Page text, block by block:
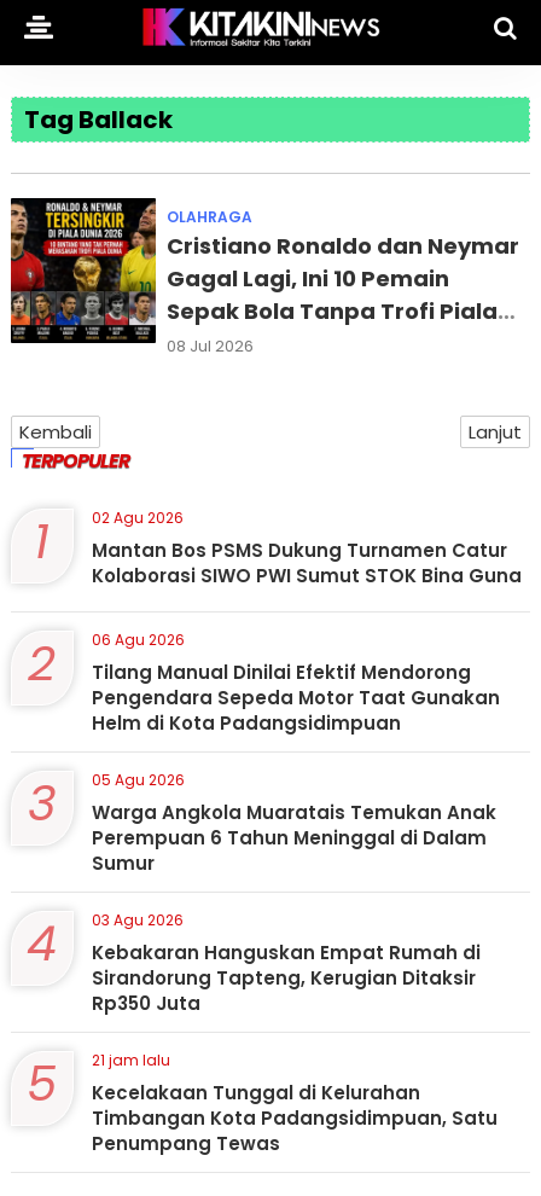
Tag Ballack
OLAHRAGA
Cristiano Ronaldo dan Neymar
Gagal Lagi, Ini 10 Pemain
Sepak Bola Tanpa Trofi Piala
Dunia
08 Jul 2026
Kembali Lanjut
TERPOPULER
1 02 Agu 2026
Mantan Bos PSMS Dukung Turnamen Catur
Kolaborasi SIWO PWI Sumut STOK Bina Guna
2 06 Agu 2026
Tilang Manual Dinilai Efektif Mendorong
Pengendara Sepeda Motor Taat Gunakan
Helm di Kota Padangsidimpuan
3 05 Agu 2026
Warga Angkola Muaratais Temukan Anak
Perempuan 6 Tahun Meninggal di Dalam
Sumur
4 03 Agu 2026
Kebakaran Hanguskan Empat Rumah di
Sirandorung Tapteng, Kerugian Ditaksir
Rp350 Juta
5 21 jam lalu
Kecelakaan Tunggal di Kelurahan
Timbangan Kota Padangsidimpuan, Satu
Penumpang Tewas